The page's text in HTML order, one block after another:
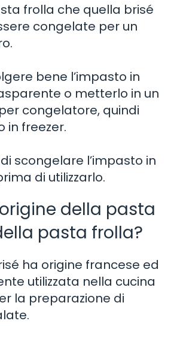
frolla che quella brisé
congelate per un
bene l’impasto in
o metterlo in un
congelatore, quindi
in freezer.
scongelare l’impasto in
di utilizzarlo.
della pasta
pasta frolla?
ha origine francese ed
utilizzata nella cucina
la preparazione di